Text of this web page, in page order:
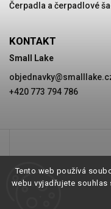
Tento web používá
webu vyjadřujete
Čerpadla a čerpadlové
KONTAKT
Small Lake
objednavky@
+420 773 794 786